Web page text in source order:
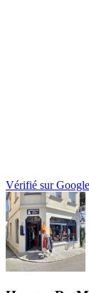
Vérifié sur